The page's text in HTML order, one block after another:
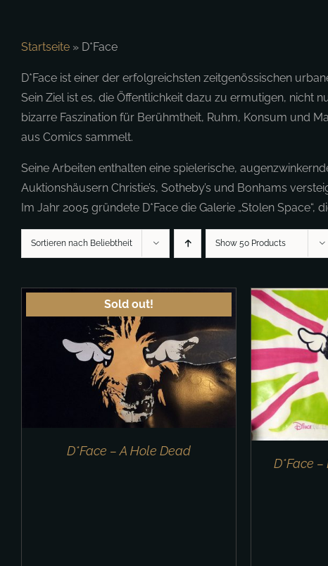
Startseite » D*Face
D*Face ist einer der erfolgreichsten zeitgenössischen
Sein Ziel ist es, die Öffentlichkeit dazu zu ermutigen, nicht
bizarre Faszination für Berühmtheit, Ruhm, Konsum und
aus Comics sammelt.
Seine Arbeiten enthalten eine spielerische,
Auktionshäusern Christie’s, Sotheby’s und Bonhams
Im Jahr 2005 gründete D*Face die Galerie „Stolen
Sortieren nach Beliebtheit Show 50 Products
Sold out!
D*Face – A Hole Dead
IN DEN WARENKORB / DETAILS
D*Face